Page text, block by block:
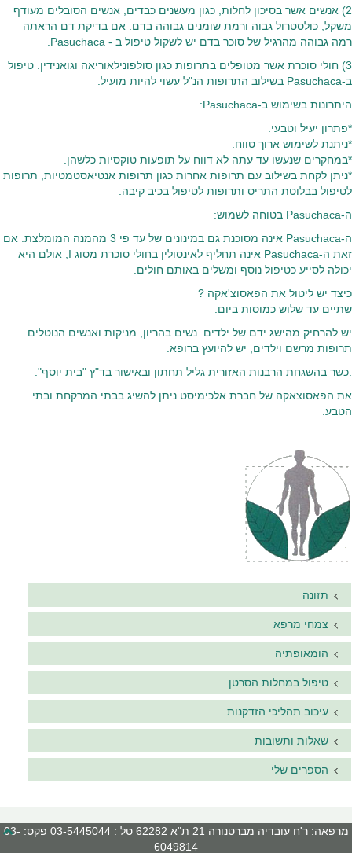
2) אנשים אשר בסיכון לחלות, כגון מעשנים כבדים, אנשים הסובלים מעודף
משקל, כולסטרול גבוה ורמת שומנים גבוהה בדם. אם בדיקת דם הראתה
רמה גבוהה מהרגיל של סוכר בדם יש לשקול טיפול ב - Pasuchaca.
3) חולי סוכרת אשר מטופלים בתרופות כגון סולפונילאוריאה וגואנידין. טיפול
ב-Pasuchaca בשילוב התרופות הנ"ל עשוי להיות מועיל.
היתרונות בשימוש ב-Pasuchaca:
*פתרון יעיל וטבעי.
*ניתנת לשימוש ארוך טווח.
*במחקרים שנעשו עד עתה לא דווח על תופעות טוקסיות כלשהן.
*ניתן לקחת בשילוב עם תרופות אחרות כגון תרופות אנטיאסטמטיות, תרופות
לטיפול בבלוטת התריס ותרופות לטיפול בכיב קיבה.
ה-Pasuchaca בטוחה לשמוש:
ה-Pasuchaca אינה מסוכנת גם במינונים של עד פי 3 מהמנה המומלצת. אם
זאת ה-Pasuchaca אינה תחליף לאינסולין בחולי סוכרת מסוג I, אולם היא
יכולה לסייע כטיפול נוסף ומשלים באותם חולים.
כיצד יש ליטול את הפאסוצ'אקה ?
שתיים עד שלוש כמוסות ביום.
יש להרחיק מהישג ידם של ילדים. נשים בהריון, מניקות ואנשים הנוטלים
תרופות מרשם וילדים, יש להיועץ ברופא.
.כשר בהשגחת הרבנות האזורית גליל תחתון ובאישור בד"ץ "בית יוסף".
את הפאסוצאקה של חברת אלכימיסט ניתן להשיג בבתי המרקחת ובתי
הטבע.
תזונה
צמחי מרפא
הומאופתיה
טיפול במחלות הסרטן
עיכוב תהליכי הזדקנות
שאלות ותשובות
הספרים שלי
מרפאה: ר'ח עובדיה מברטנורה 21 ת"א 62282 טל : 03-5445044 פקס: 03-
6049814